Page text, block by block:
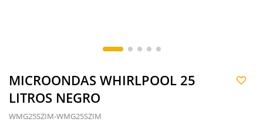
MICROONDAS WHIRLPOOL 25
LITROS NEGRO
WMG25SZIM-WMG25SZIM